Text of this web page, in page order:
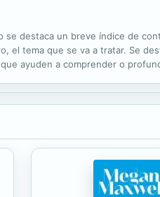
se destaca un breve índice de
el tema que se va a tratar. Se
ayuden a comprender o